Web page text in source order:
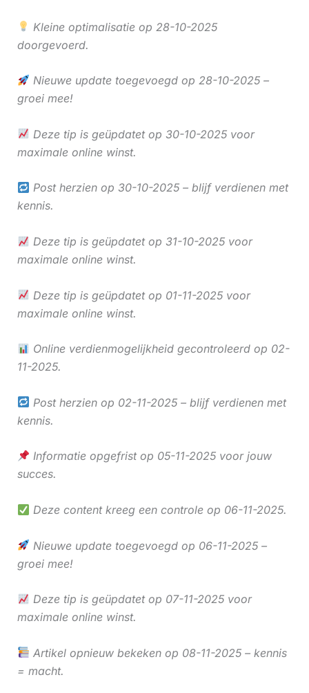
Kleine optimalisatie op 28-10-2025
doorgevoerd.
Nieuwe update toegevoegd op 28-10-2025 –
groei mee!
Deze tip is geüpdatet op 30-10-2025 voor
maximale online winst.
Post herzien op 30-10-2025 – blijf verdienen met
kennis.
Deze tip is geüpdatet op 31-10-2025 voor
maximale online winst.
Deze tip is geüpdatet op 01-11-2025 voor
maximale online winst.
Online verdienmogelijkheid gecontroleerd op 02-
11-2025.
Post herzien op 02-11-2025 – blijf verdienen met
kennis.
Informatie opgefrist op 05-11-2025 voor jouw
succes.
Deze content kreeg een controle op 06-11-2025.
Nieuwe update toegevoegd op 06-11-2025 –
groei mee!
Deze tip is geüpdatet op 07-11-2025 voor
maximale online winst.
Artikel opnieuw bekeken op 08-11-2025 – kennis
= macht.